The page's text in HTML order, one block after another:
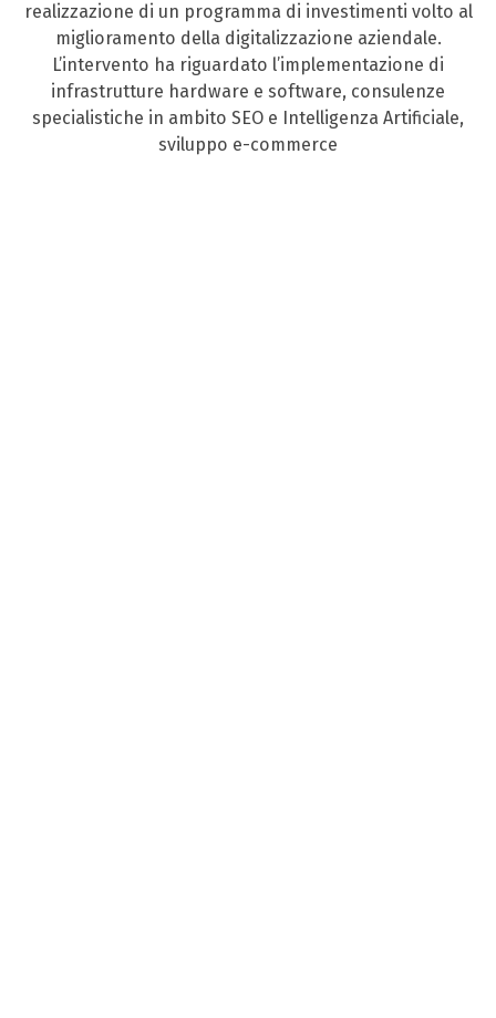
realizzazione di un programma di investimenti volto al
miglioramento della digitalizzazione aziendale.
L’intervento ha riguardato l’implementazione di
infrastrutture hardware e software, consulenze
specialistiche in ambito SEO e Intelligenza Artificiale,
sviluppo e-commerce